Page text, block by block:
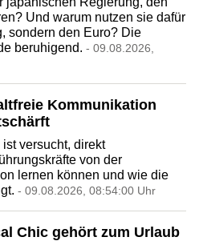
Und warum nutzen sie dafür
sondern den Euro? Die
beruhigend. - 09.08.2026,
Kommunikation
versucht, direkt
von der
lernen können und wie die
- 09.08.2026, 08:54:00 Uhr
Chic gehört zum Urlaub